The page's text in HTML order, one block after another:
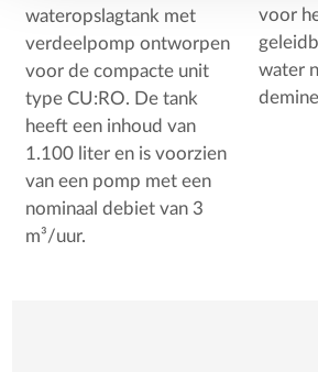
wateropslagtank met
verdeelpomp ontworpen
voor de compacte unit
type CU:RO. De tank
heeft een inhoud van
1.100 liter en is voorzien
van een pomp met een
nominaal debiet van 3
m³/uur.
voor
water